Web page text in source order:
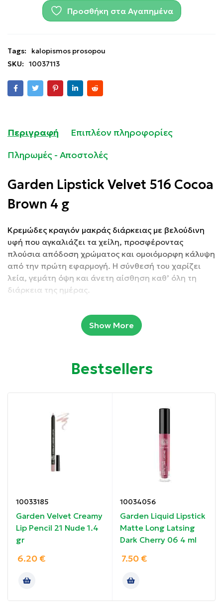
Προσθήκη στα Αγαπημένα
Tags:
kalopismos prosopou
SKU:
10037113
Περιγραφή
Επιπλέον πληροφορίες
Πληρωμές - Αποστολές
Garden Lipstick Velvet 516 Cocoa
Brown 4 g
Κρεμώδες κραγιόν μακράς διάρκειας με βελούδινη
υφή που αγκαλιάζει τα χείλη, προσφέροντας
πλούσια απόδοση χρώματος και ομοιόμορφη κάλυψη
από την πρώτη εφαρμογή. Η σύνθεσή του χαρίζει
λεία, γεμάτη όψη και άνετη αίσθηση καθ’ όλη τη
διάρκεια της ημέρας.
Εμπλουτισμένο με καστορέλαιο και βιταμίνη Ε,
προσφέρει εντατική ενυδάτωση και θρέψη,
διατηρώντας τα χείλη απαλά, ελαστικά και
Η προηγμένη του σύνθεση, με φυσικά συστατικά
ένα κομψό και περιποιημένο αποτέλεσμα.
Πλούσιο χρώμα, ενυδάτωση και άνεση σε μία
Συσκευασία: 4 g
Ιδιότητες
Πλούσια, κρεμώδης υφή
Υψηλή απόδοση χρώματος
Show More
Bestsellers
10033185
Garden Velvet Creamy
Lip Pencil 21 Nude 1.4
gr
6.20 €
10034056
Garden Liquid Lipstick
Matte Long Latsing
Dark Cherry 06 4 ml
7.50 €